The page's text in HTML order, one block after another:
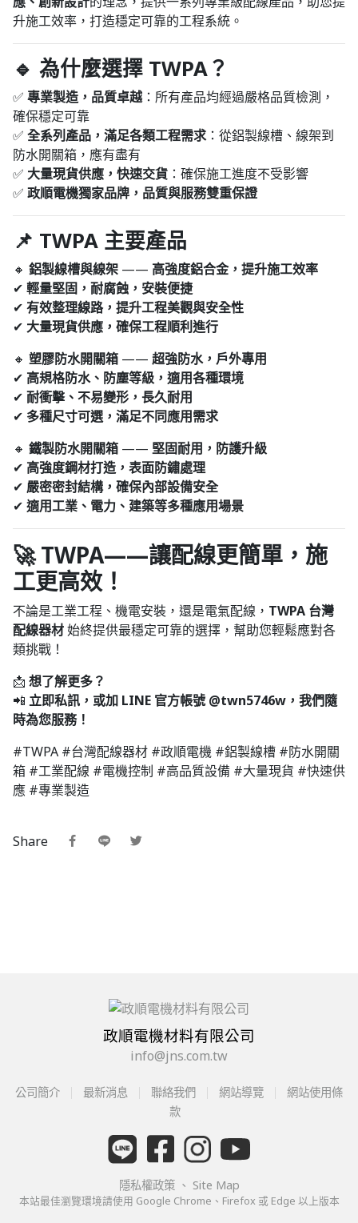
升施工效率，打造穩定可靠的工程系統。
🔹 為什麼選擇 TWPA？
✅ 專業製造，品質卓越：所有產品均經過嚴格品質檢測，
確保穩定可靠
✅ 全系列產品，滿足各類工程需求 ：從鋁製線槽、線架到
防水開關箱，應有盡有
✅ 大量現貨供應，快速交貨 ：確保施工進度不受影響
✅ 政順電機獨家品牌，品質與服務雙重保證
📌 TWPA 主要產品
🔸 鋁製線槽與線架 —— 高強度鋁合金，提升施工效率
✔ 輕量堅固，耐腐蝕，安裝便捷
✔ 有效整理線路，提升工程美觀與安全性
✔ 大量現貨供應，確保工程順利進行
🔸 塑膠防水開關箱 —— 超強防水，戶外專用
✔ 高規格防水、防塵等級，適用各種環境
✔ 耐衝擊、不易變形，長久耐用
✔ 多種尺寸可選，滿足不同應用需求
🔸 鐵製防水開關箱 —— 堅固耐用，防護升級
✔ 高強度鋼材打造，表面防鏽處理
✔ 嚴密密封結構，確保內部設備安全
✔ 適用工業、電力、建築等多種應用場景
🚀 TWPA——讓配線更簡單，施
工更高效！
不論是工業工程、機電安裝，還是電氣配線， TWPA 台灣
配線器材始終提供最穩定可靠的選擇，幫助您輕鬆應對各
類挑戰！
📩 想了解更多？
📲 立即私訊，或加 LINE 官方帳號 @twn5746w，我們隨
時為您服務！
#TWPA #台灣配線器材 #政順電機 #鋁製線槽 #防水開關
箱 #工業配線 #電機控制 #高品質設備 #大量現貨 #快速供
應 #專業製造
Share
政順電機材料有限公司
info@jns.com.tw
公司簡介 最新消息 聯絡我們 網站導覽
網站使用條
款
隱私權政策 、 Site Map
本站最佳瀏覽環境請使用 Google Chrome、Firefox 或 Edge 以上版本